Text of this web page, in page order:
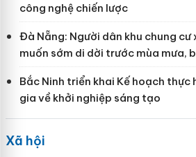
công nghệ chiến lược
Đà Nẵng: Người dân khu chung
muốn sớm di dời trước mùa mưa,
Bắc Ninh triển khai Kế hoạch thực
gia về khởi nghiệp sáng tạo
Xã hội